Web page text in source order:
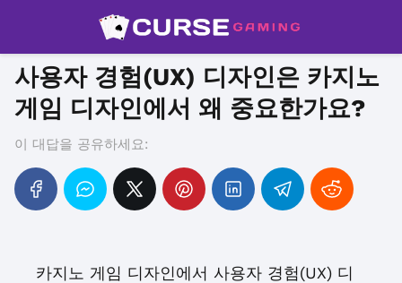
사용자 경험(UX) 디자인은 카지노
게임 디자인에서 왜 중요한가요?
이 대답을 공유하세요:
카지노 게임 디자인에서 사용자 경험(UX) 디